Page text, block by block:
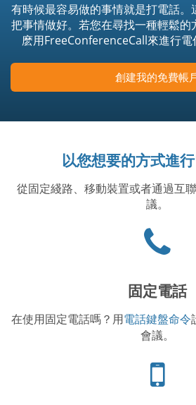
有時候最容易做的事情就是打電話
把事情做好。若您在尋找一種輕鬆的
麽用FreeConferenceCall來進行電
創建我的免費帳
以您想要的方式進
從固定綫路、移動裝置或者通過互
議。
icon
固定電話
在使用固定電話嗎？用電話鍵盤命令
會議。
手
機